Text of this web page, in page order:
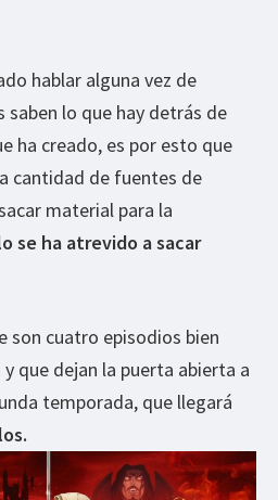
hablar alguna vez de
saben lo que hay detrás de
ha creado, es por esto que
cantidad de fuentes de
material para la
se ha atrevido a sacar
son cuatro episodios bien
que dejan la puerta abierta a
temporada, que llegará